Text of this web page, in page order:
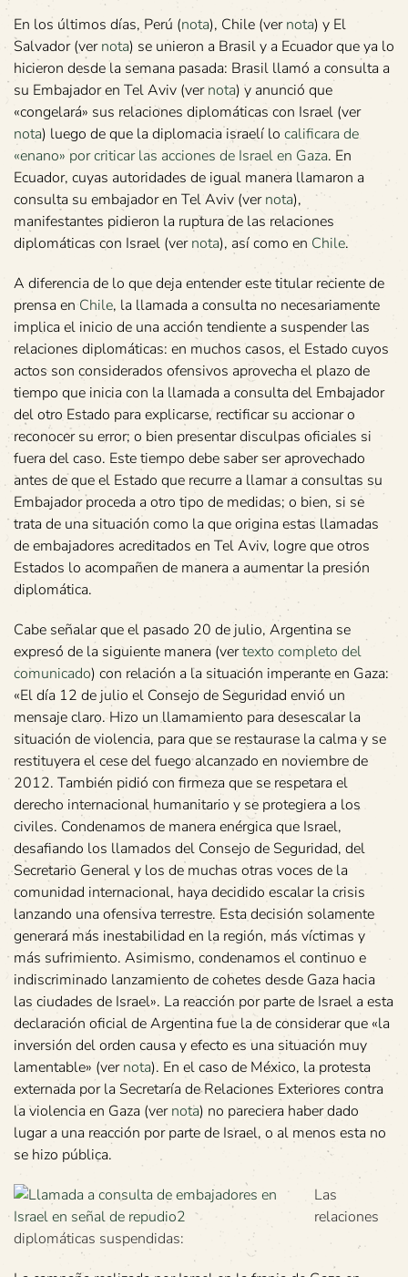
En los últimos días, Perú (nota), Chile (vernota) y El
Salvador (vernota) se unieron a Brasil y a Ecuador que ya lo
hicieron desde la semana pasada: Brasil llamó a consulta a
su Embajador en Tel Aviv (vernota) y anunció que
«congelará» sus relaciones diplomáticas con Israel (ver
nota) luego de que la diplomacia israelí lo calificara de
«enano» por criticar las acciones de Israel en Gaza. En
Ecuador, cuyas autoridades de igual manera llamaron a
consulta su embajador en Tel Aviv (vernota),
manifestantes pidieron la ruptura de las relaciones
diplomáticas con Israel (vernota), así como en Chile.
A diferencia de lo que deja entender este titular reciente de
prensa enChile, la llamada a consulta no necesariamente
implica el inicio de una acción tendiente a suspender las
relaciones diplomáticas: en muchos casos, el Estado cuyos
actos son considerados ofensivos aprovecha el plazo de
tiempo que inicia con la llamada a consulta del Embajador
del otro Estado para explicarse, rectificar su accionar o
reconocer su error; o bien presentar disculpas oficiales si
fuera del caso. Este tiempo debe saber ser aprovechado
antes de que el Estado que recurre a llamar a consultas su
Embajador proceda a otro tipo de medidas; o bien, si se
trata de una situación como la que origina estas llamadas
de embajadores acreditados en Tel Aviv, logre que otros
Estados lo acompañen de manera a aumentar la presión
diplomática.
Cabe señalar que el pasado 20 de julio, Argentina se
expresó de la siguiente manera (vertexto completo del
comunicado) con relación a la situación imperante en Gaza:
«El día 12 de julio el Consejo de Seguridad envió un
mensaje claro. Hizo un llamamiento para desescalar la
situación de violencia, para que se restaurase la calma y se
restituyera el cese del fuego alcanzado en noviembre de
2012. También pidió con firmeza que se respetara el
derecho internacional humanitario y se protegiera a los
civiles. Condenamos de manera enérgica que Israel,
desafiando los llamados del Consejo de Seguridad, del
Secretario General y los de muchas otras voces de la
comunidad internacional, haya decidido escalar la crisis
lanzando una ofensiva terrestre. Esta decisión solamente
generará más inestabilidad en la región, más víctimas y
más sufrimiento. Asimismo, condenamos el continuo e
indiscriminado lanzamiento de cohetes desde Gaza hacia
las ciudades de Israel». La reacción por parte de Israel a esta
declaración oficial de Argentina fue la de considerar que «la
inversión del orden causa y efecto es una situación muy
lamentable» (vernota). En el caso de México, la protesta
externada por la Secretaría de Relaciones Exteriores contra
la violencia en Gaza (vernota) no pareciera haber dado
lugar a una reacción por parte de Israel, o al menos esta no
se hizo pública.
Las
relaciones
diplomáticas suspendidas: